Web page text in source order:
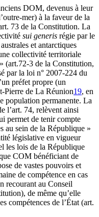
DOM, devenus à leur
mer) à la faveur de la
73 de la Constitution. La
sui generis régie par le
et antarctiques
collectivité territoriale
(art.72-3 de la Constitution,
par la loi n° 2007-224 du
préfet propre (un
Pierre de La Réunion19, en
population permanente. La
l’art. 74, relèvent ainsi
permet de tenir compte
au sein de la République »
législative en vigueur
les lois de la République
COM bénéficiant de
de vastes pouvoirs et
de compétence en cas
recourant au Conseil
de même qu’elle
compétences de l’État (art.